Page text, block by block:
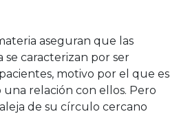
aseguran que las
se caracterizan por ser
motivo por el que es
relación con ellos. Pero
de su círculo cercano